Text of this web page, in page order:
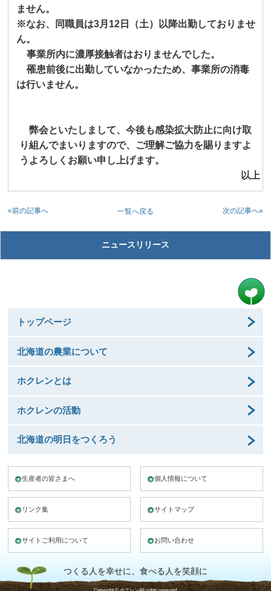
ません。
※なお、同職員は3月 12 日（土）以降出勤しておりませ
ん。
事業所内に濃厚接触者はおりませんでした。
罹患前後に出勤していなかったため、事業所の消毒
は行いません。
弊会といたしまして、今後も感染拡大防止に向け取
り組んでまいりますので、ご理解ご協力を賜りますよ
うよろしくお願い申し上げます。
以上
一覧へ戻る
«前の記事へ 次の記事へ»
ニュースリリース
トップページ
北海道の農業について
ホクレンとは
ホクレンの活動
北海道の明日をつくろう
生産者の皆さまへ 個人情報について
リンク集 サイトマップ
サイトご利用について お問い合わせ
つくる人を幸せに、食べる人を笑顔に